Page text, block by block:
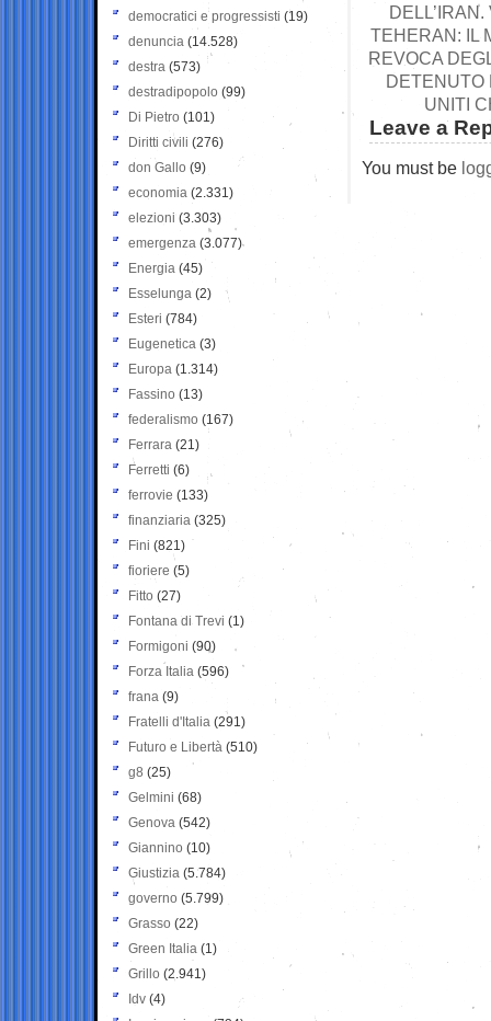
TEHERAN: IL
REVOCA
DETENUTO
UNITI
Leave a
You must be
democratici e progressisti (19)
denuncia (14.528)
destra (573)
destradipopolo (99)
Di Pietro (101)
Diritti civili (276)
don Gallo (9)
economia (2.331)
elezioni (3.303)
emergenza (3.077)
Energia (45)
Esselunga (2)
Esteri (784)
Eugenetica (3)
Europa (1.314)
Fassino (13)
federalismo (167)
Ferrara (21)
Ferretti (6)
ferrovie (133)
finanziaria (325)
Fini (821)
fioriere (5)
Fitto (27)
Fontana di Trevi (1)
Formigoni (90)
Forza Italia (596)
frana (9)
Fratelli d'Italia (291)
Futuro e Libertà (510)
g8 (25)
Gelmini (68)
Genova (542)
Giannino (10)
Giustizia (5.784)
governo (5.799)
Grasso (22)
Green Italia (1)
Grillo (2.941)
Idv (4)